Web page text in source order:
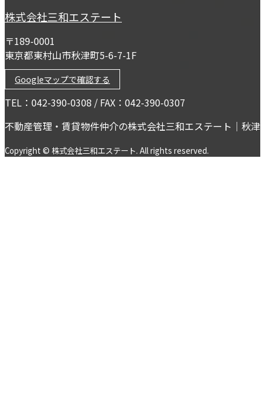
株式会社三和エステート
〒189-0001
東京都東村山市秋津町5-6-7-1F
Googleマップで確認する
TEL：042-390-0308 / FAX：042-390-0307
不動産管理・賃貸物件仲介の株式会社三和エステート｜秋
Copyright © 株式会社三和エステート. All rights reserved.